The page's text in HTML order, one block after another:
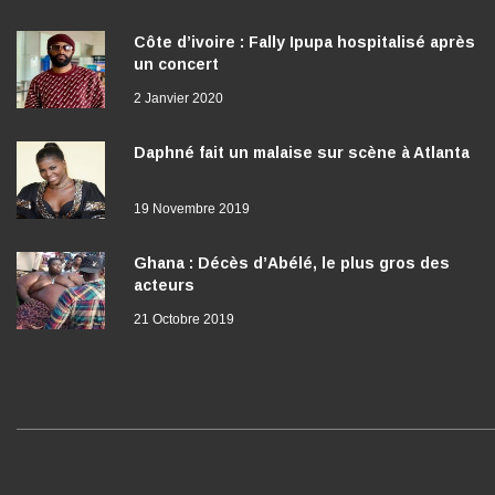
Côte d’ivoire : Fally Ipupa hospitalisé après
un concert
2 Janvier 2020
Daphné fait un malaise sur scène à Atlanta
19 Novembre 2019
Ghana : Décès d’Abélé, le plus gros des
acteurs
21 Octobre 2019